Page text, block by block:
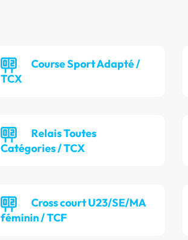
Course Sport Adapté /
TCX
Relais Toutes
Catégories / TCX
Cross court U23/SE/MA
féminin / TCF